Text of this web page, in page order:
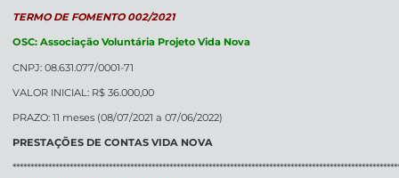
TERMO DE FOMENTO 002/2021
OSC: Associação Voluntária Projeto Vida Nova
CNPJ: 08.631.077/0001-71
VALOR INICIAL: R$ 36.000,00
PRAZO: 11 meses (08/07/2021 a 07/06/2022)
PRESTAÇÕES DE CONTAS VIDA NOVA